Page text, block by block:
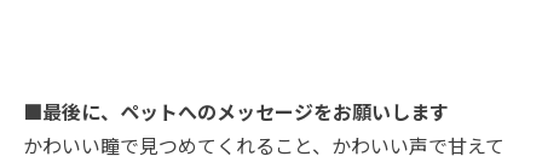
■最後に、ペットへのメッセージをお願いします
かわいい瞳で見つめてくれること、かわいい声で甘えて